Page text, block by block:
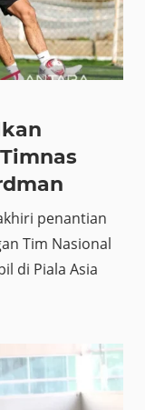
penantian
Tim Nasional
di Piala Asia